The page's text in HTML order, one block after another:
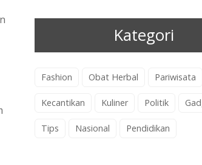
Kategori
Fashion Obat Herbal Pariwisata
Kecantikan Kuliner Politik
Tips Nasional Pendidikan